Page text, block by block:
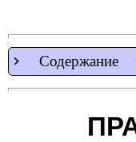
Содержание